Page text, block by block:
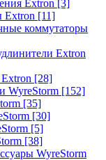
Extron [3]
Extron [11]
коммутаторы
Extron
[28]
WyreStorm [152]
[35]
[30]
[5]
[38]
WyreStorm